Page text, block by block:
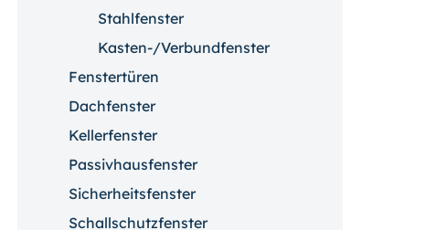
Stahlfenster
Kasten-/Verbundfenster
Fenstertüren
Dachfenster
Kellerfenster
Passivhausfenster
Sicherheitsfenster
Schallschutzfenster